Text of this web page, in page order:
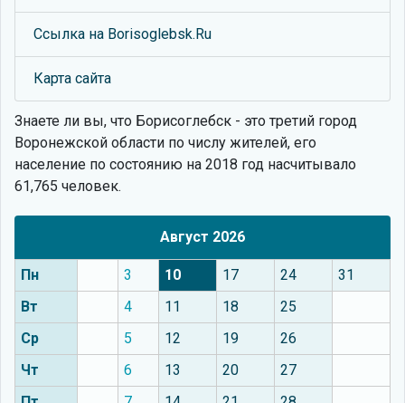
Ссылка на Borisoglebsk.Ru
Карта сайта
Знаете ли вы, что Борисоглебск - это третий город
Воронежской области по числу жителей, его
население по состоянию на 2018 год насчитывало
61,765 человек.
Август 2026
Пн 3 10 17 24
31
Вт
4 11 18
25
Ср
5 12 19
26
Чт
6 13 20
27